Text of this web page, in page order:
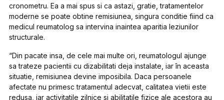
cronometru. Ea a mai spus si ca astazi, gratie, tratamentelor
moderne se poate obtine remisiunea, singura conditie fiind ca
medicul reumatolog sa intervina inaintea aparitia leziunilor
structurale.
“Din pacate insa, de cele mai multe ori, reumatologul ajunge
sa trateze pacientii cu dizabilitati deja instalate, iar în aceasta
situatie, remisiunea devine imposibila. Daca persoanele
afectate nu primesc tratamentul adecvat, calitatea vietii este
redusa, iar activitatile zilnice si abilitatile fizice ale acestora au